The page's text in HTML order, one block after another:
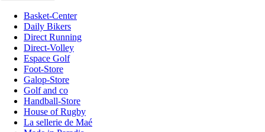
Basket-Center
Daily Bikers
Direct Running
Direct-Volley
Espace Golf
Foot-Store
Galop-Store
Golf and co
Handball-Store
House of Rugby
La sellerie de Maé